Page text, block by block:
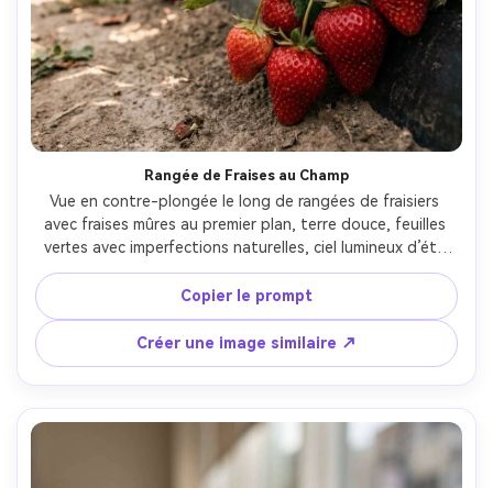
Rangée de Fraises au Champ
Vue en contre-plongée le long de rangées de fraisiers
avec fraises mûres au premier plan, terre douce, feuilles
vertes avec imperfections naturelles, ciel lumineux d’été
surexposé, ensoleillement naturel et doux, prise avec
Sony A7R IV et objectif 35mm, f/2.8, profondeur
cinématographique, étalonnage couleur réaliste --ar 4:5
Copier le prompt
Créer une image similaire ↗
Créez des images IA
à l’infini. 100 %
gratuit!
Créer Gratuitement →